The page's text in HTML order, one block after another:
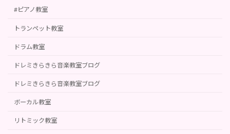
#ピアノ教室
トランペット教室
ドラム教室
ドレミきらきら音楽教室ブログ
ドレミきらきら音楽教室ブログ
ボーカル教室
リトミック教室